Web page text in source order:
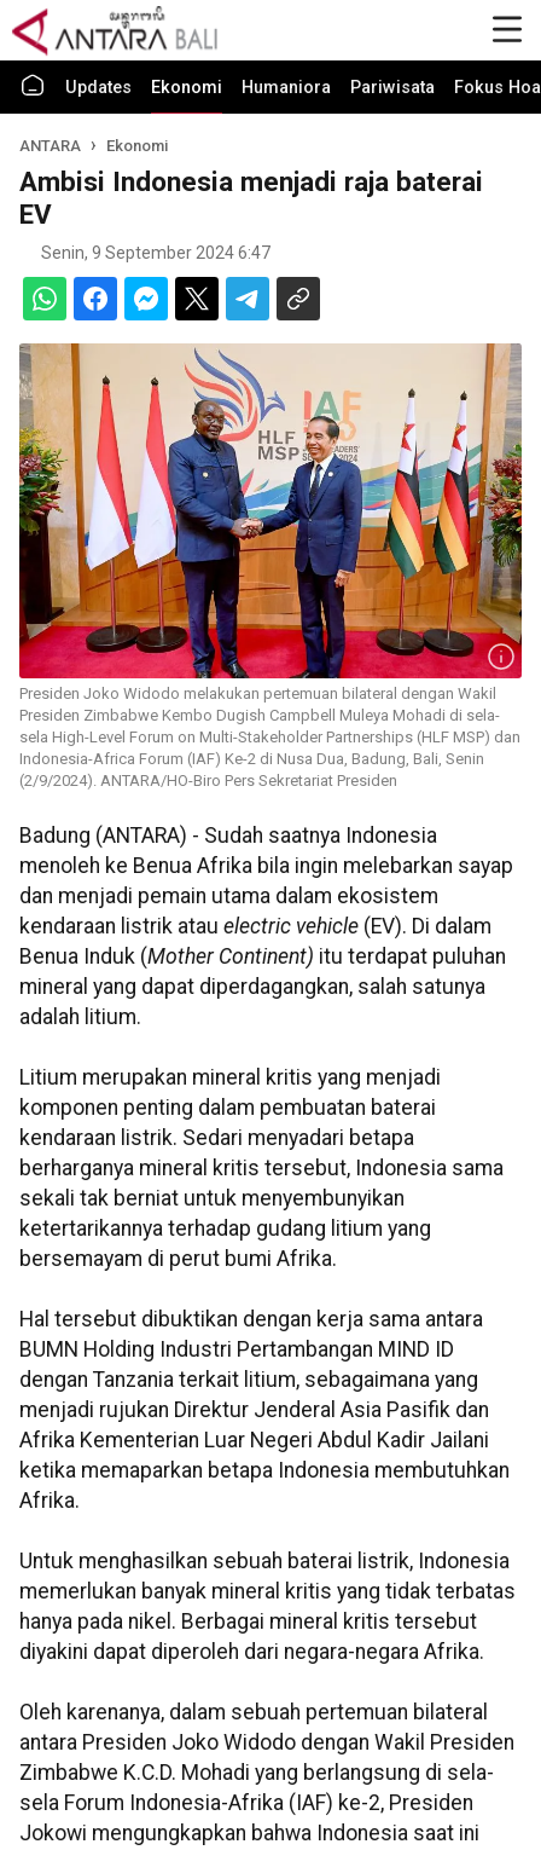
Updates Ekonomi Humaniora Pariwisata Fokus
ANTARA Ekonomi
Ambisi Indonesia menjadi raja baterai
EV
Senin, 9 September 2024 6:47
Presiden Joko Widodo melakukan pertemuan bilateral dengan Wakil
Presiden Zimbabwe Kembo Dugish Campbell Muleya Mohadi di sela-
sela High-Level Forum on Multi-Stakeholder Partnerships (HLF MSP) dan
Indonesia-Africa Forum (IAF) Ke-2 di Nusa Dua, Badung, Bali, Senin
(2/9/2024). ANTARA/HO-Biro Pers Sekretariat Presiden
Badung (ANTARA) - Sudah saatnya Indonesia
menoleh ke Benua Afrika bila ingin melebarkan sayap
dan menjadi pemain utama dalam ekosistem
kendaraan listrik atau electric vehicle (EV). Di dalam
Benua Induk (Mother Continent) itu terdapat puluhan
mineral yang dapat diperdagangkan, salah satunya
adalah litium.
Litium merupakan mineral kritis yang menjadi
komponen penting dalam pembuatan baterai
kendaraan listrik. Sedari menyadari betapa
berharganya mineral kritis tersebut, Indonesia sama
sekali tak berniat untuk menyembunyikan
ketertarikannya terhadap gudang litium yang
bersemayam di perut bumi Afrika.
Hal tersebut dibuktikan dengan kerja sama antara
BUMN Holding Industri Pertambangan MIND ID
dengan Tanzania terkait litium, sebagaimana yang
menjadi rujukan Direktur Jenderal Asia Pasifik dan
Afrika Kementerian Luar Negeri Abdul Kadir Jailani
ketika memaparkan betapa Indonesia membutuhkan
Afrika.
Untuk menghasilkan sebuah baterai listrik, Indonesia
memerlukan banyak mineral kritis yang tidak terbatas
hanya pada nikel. Berbagai mineral kritis tersebut
diyakini dapat diperoleh dari negara-negara Afrika.
Oleh karenanya, dalam sebuah pertemuan bilateral
antara Presiden Joko Widodo dengan Wakil Presiden
Zimbabwe K.C.D. Mohadi yang berlangsung di sela-
sela Forum Indonesia-Afrika (IAF) ke-2, Presiden
Jokowi mengungkapkan bahwa Indonesia saat ini